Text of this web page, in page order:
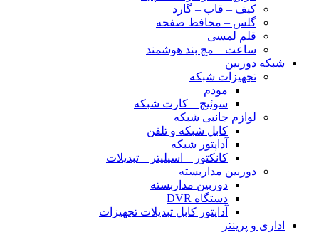
کیف – قاب – گارد
گلس – محافظ صفحه
قلم لمسی
ساعت – مچ بند هوشمند
شبکه دوربین
تجهیزات شبکه
مودم
سوئیچ – کارت شبکه
لوازم جانبی شبکه
کابل شبکه و تلفن
آداپتور شبکه
کانکتور – اسپلیتر – تبدیلات
دوربین مداربسته
دوربین مداربسته
دستگاه DVR
آداپتور کابل تبدیلات تجهیزات
اداری و پرینتر